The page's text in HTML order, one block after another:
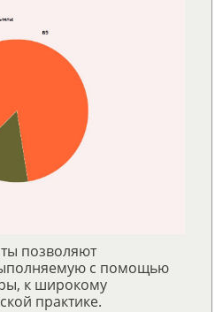
позволяют
с помощью
к широкому
практике.